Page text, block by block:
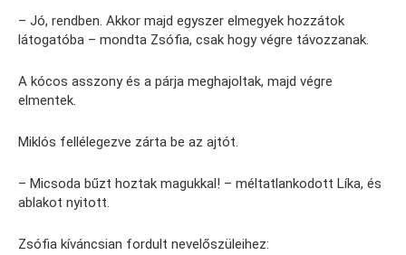
– Jó, rendben. Akkor majd egyszer elmegyek hozzátok
látogatóba – mondta Zsófia, csak hogy végre távozzanak.
A kócos asszony és a párja meghajoltak, majd végre
elmentek.
Miklós fellélegezve zárta be az ajtót.
– Micsoda bűzt hoztak magukkal! – méltatlankodott Líka, és
ablakot nyitott.
Zsófia kíváncsian fordult nevelőszüleihez: